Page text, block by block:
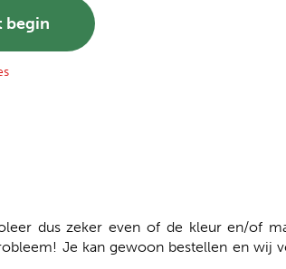
begin
dus zeker even of de kleur en/of
Je kan gewoon bestellen en wij